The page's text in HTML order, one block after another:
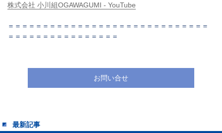
株式会社 小川組OGAWAGUMI - YouTube
＝＝＝＝＝＝＝＝＝＝＝＝＝＝＝＝＝＝＝＝＝＝＝＝＝＝＝＝＝
＝＝＝＝＝＝＝＝＝＝＝＝＝＝＝＝
お問い合せ
最新記事